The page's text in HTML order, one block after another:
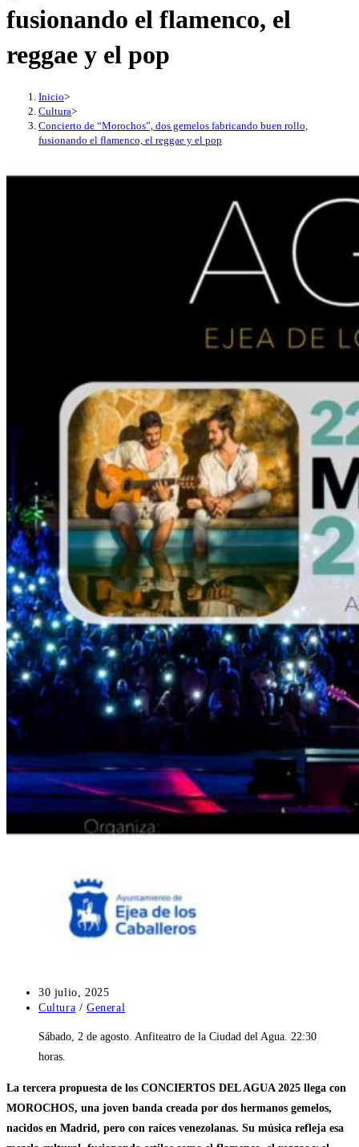
fusionando el flamenco, el
reggae y el pop
Inicio>
Cultura>
Concierto de “Morochos”, dos gemelos fabricando buen rollo,
fusionando el flamenco, el reggae y el pop
Publicación
de
entrada:
30 julio, 2025
Categoría
la
entrada:
Cultura / General
Sábado, 2 de agosto. Anfiteatro de la Ciudad del Agua. 22:30
horas.
La tercera propuesta de los CONCIERTOS DEL AGUA 2025 llega con
MOROCHOS, una joven banda creada por dos hermanos gemelos,
nacidos en Madrid, pero con raíces venezolanas. Su música refleja esa